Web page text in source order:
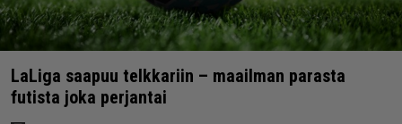
LaLiga saapuu telkkariin – maailman parasta
futista joka perjantai